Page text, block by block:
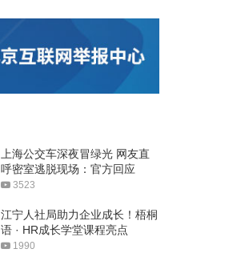
上海公交车深夜冒绿光 网友直
呼密室逃脱现场：官方回应
3523
江宁人社局助力企业成长！梧桐
语 · HR成长学堂课程亮点
1990